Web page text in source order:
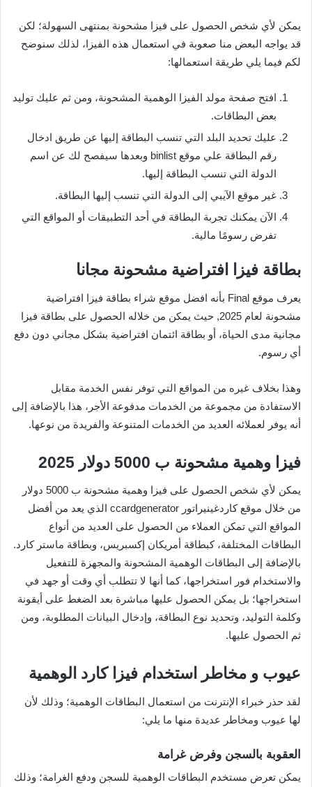
يمكن لأي شخص الحصول على فيزا مشحونة بمنتهى السهولة؛ لكن
قد يواجه البعض منا صعوبة في استعمال هذه الفيزا، لذلك سنوضح
لكم فيما يلي طريقة استعمالها:
افتح صفحة مولد الفيزا الوهمية المشحونة، ومن ثم عليك توليد
بعض البطاقات.
عليك تحديد البلد التي تنسب البطاقة إليها عن طريق ادخال
رقم البطاقة علي موقع binlist وبعدها سيفصح لك عن اسم
الدولة التي تنسب البطاقة إليها.
غير موقع الآيبي إلى الدولة التي تنسب إليها البطاقة.
الآن يمكنك تجربة البطاقة في أحد التطبيقات أو المواقع التي
تفرض رسومًا مالية.
بطاقة فيزا افتراضية مشحونة مجانا
يعرف موقع Final بأنه افضل موقع شراء بطاقة فيزا افتراضية
مشحونة لعام 2025, حيث يمكن من خلاله الحصول على بطاقة فيزا
مجانية مدى الحياة، أو بطاقة ائتمان افتراضية بشكل مجاني دون دفع
أي رسوم.
وهذا بخلاف غيره من المواقع التي توفر نفس الخدمة مقابل
الاستفادة من مجموعة من الخدمات مدفوعة الأجر، هذا بالإضافة إلى
أنه يوفر لعملائه العديد من الخدمات المتنوعة والفريدة من نوعها.
فيزا وهمية مشحونة ب 5000 دولار 2025
يمكن لأي شخص الحصول على فيزا وهمية مشحونة ب 5000 دولار
من خلال موقع كاردغينيراتور ccardgenerator الذي يعد من أفضل
المواقع التي تمكن العملاء من الحصول على العديد من أنواع
البطاقات المختلفة، كبطاقة أمريكان إكسبريس، وبطاقة ماستر كارد.
بالإضافة إلى البطاقات الوهمية المشحونة والمجهزة للتفعيل
والاستخدام فور استخراجها، كما أنها لا تتطلب أي وقت أو جهد في
استخراجها؛ بل يمكن الحصول عليها مباشرة بعد الضغط على أيقونة
وكلمة التوليد، وتحديد نوع البطاقة، وإدخال البيانات المطلوبة، ومن
ثم الحصول عليها.
عيوب و مخاطر استخدام فيزا كارد الوهمية
لقد حذر خبراء الإنترنت من استعمال البطاقات الوهمية؛ وذلك لأن
لها عيوب ومخاطر عديدة منها ما يلي:
العقوبة بالسجن وفرض غرامة
يمكن تعرض مستخدم البطاقات الوهمية للسجن ودفع الغرامة؛ وذلك